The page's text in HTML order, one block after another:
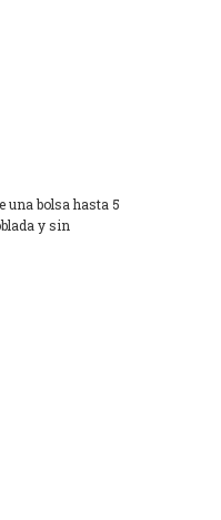
una bolsa hasta 5
y sin